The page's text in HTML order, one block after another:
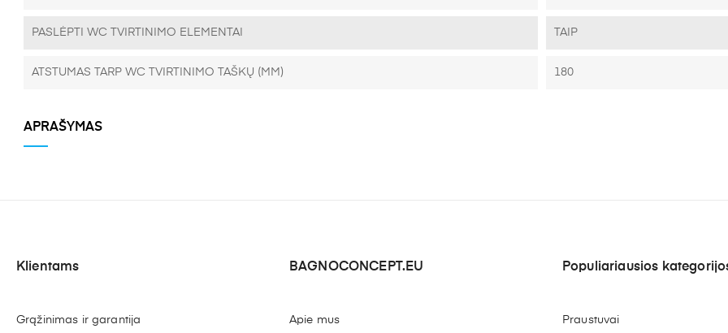
PASLĖPTI WC TVIRTINIMO ELEMENTAI TAIP
ATSTUMAS TARP WC TVIRTINIMO TAŠKŲ (MM) 180
APRAŠYMAS
Klientams
Grąžinimas ir garantija
BAGNOCONCEPT.EU
Apie mus
Populiariausios
Praustuvai